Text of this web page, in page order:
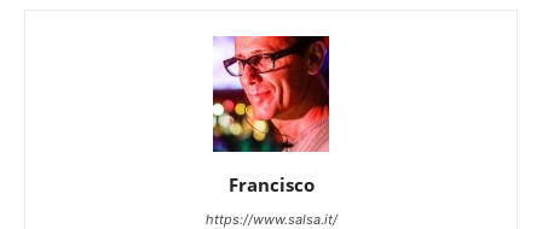
Francisco
https://www.salsa.it/